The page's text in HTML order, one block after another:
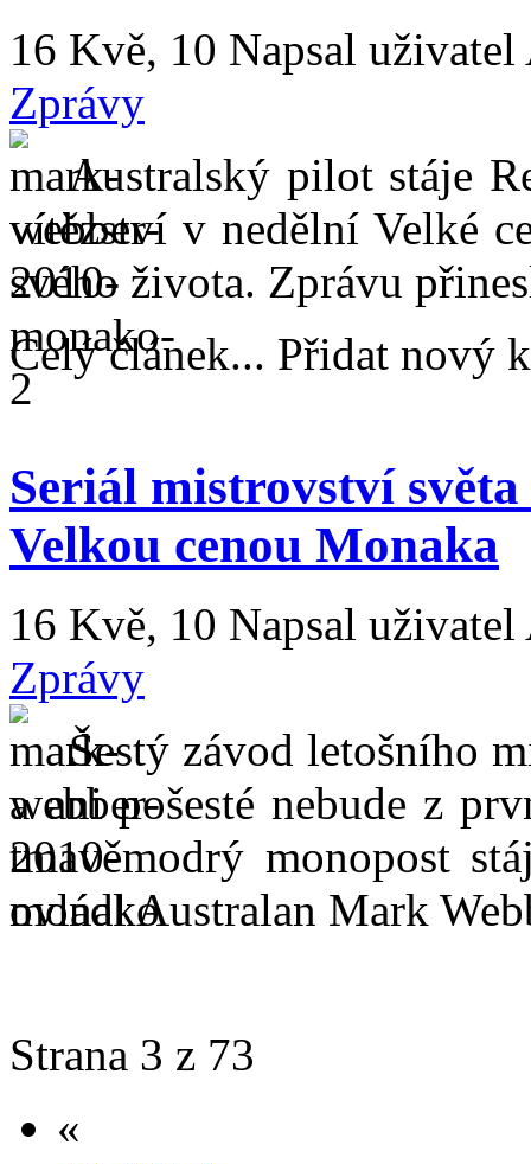
16 Kvě, 10 Napsal
Zprávy
Australský pilot stáje
vítězství v nedělní Velké
svého života. Zprávu
Celý článek... Přidat nový
Seriál mistrovství
Velkou cenou Monaka
16 Kvě, 10 Napsal
Zprávy
Šestý závod letošního
a ani pošesté nebude z
tmavěmodrý monopost
ovládl Australan Mark
Strana 3 z 73
«